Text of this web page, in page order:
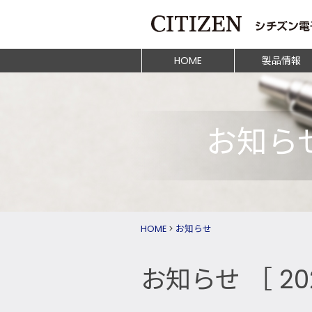
HOME
製品情報
お知ら
HOME > お知らせ
お知らせ ［